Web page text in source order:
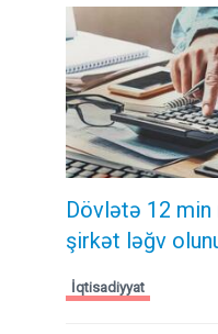
Dövlətə 12
şirkət ləğv
İqtisadiyyat